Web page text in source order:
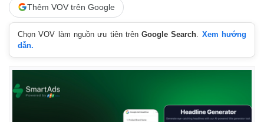
Thêm VOV trên Google
Chọn VOV làm nguồn ưu tiên trênGoogle Search
Xem hướng
dẫn.